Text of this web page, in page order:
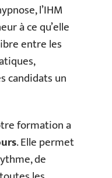
l’IHM
à ce qu’elle
entre les
candidats un
formation a
. Elle permet
de